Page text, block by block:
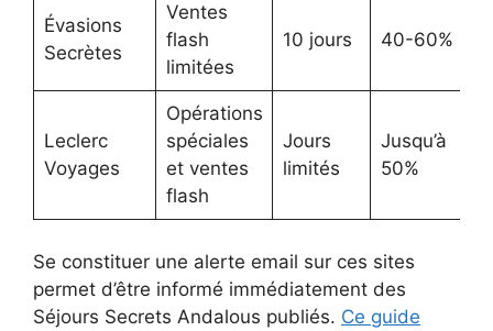
Évasions
Secrètes
Ventes
flash
limitées
10 jours 40-60%
Leclerc
Voyages
Opérations
spéciales
et ventes
flash
Jours
limités
Jusqu’à
50%
Se constituer une alerte email sur ces sites
permet d’être informé immédiatement des
Séjours Secrets Andalous publiés. Ce guide